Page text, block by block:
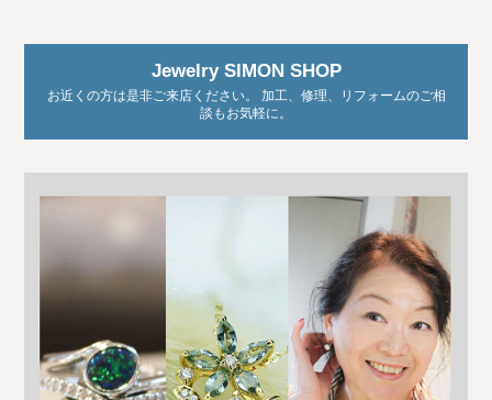
Jewelry SIMON SHOP
お近くの方は是非ご来店ください。 加工、修理、リフォームのご相
談もお気軽に。